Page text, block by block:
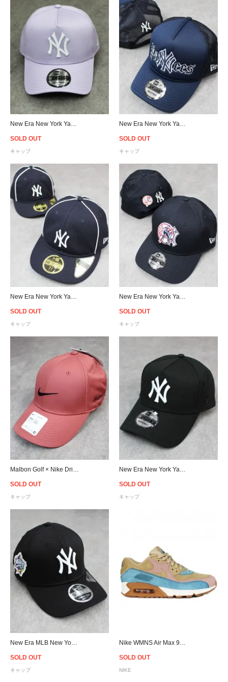
SOLD OUT
キャップ
SOLD OUT
キャップ
SOLD OUT
キャップ
SOLD OUT
キャップ
SOLD OUT
キャップ
SOLD OUT
キャップ
SOLD OUT
キャップ
SOLD OUT
NIKE